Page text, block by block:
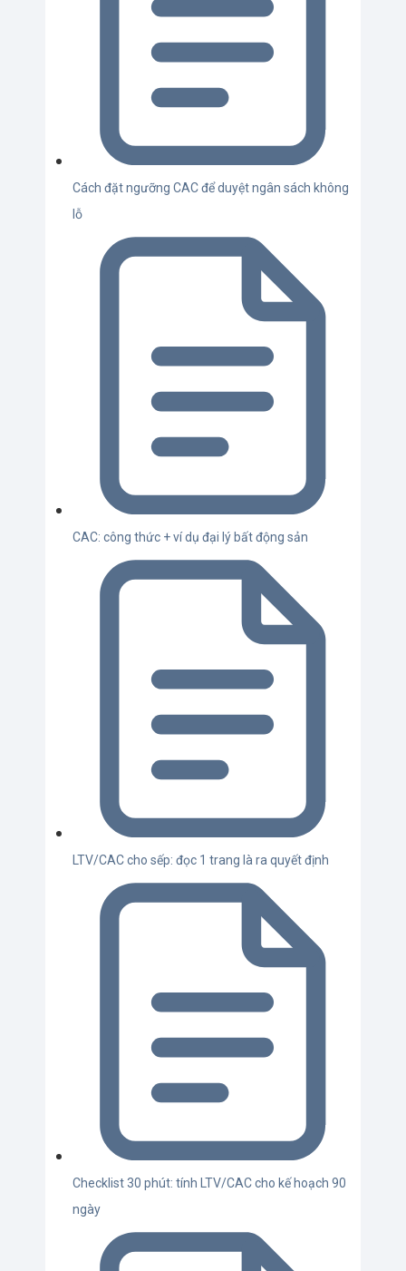
Cách đặt ngưỡng CAC để duyệt ngân sách không
lỗ
CAC: công thức + ví dụ đại lý bất động sản
LTV/CAC cho sếp: đọc 1 trang là ra quyết định
Checklist 30 phút: tính LTV/CAC cho kế hoạch 90
ngày